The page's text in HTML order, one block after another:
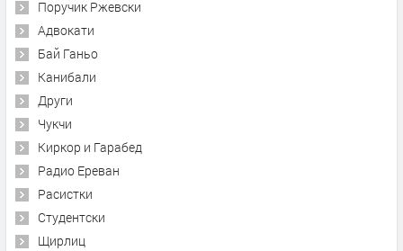
Поручик Ржевски
Адвокати
Бай Ганьо
Канибали
Други
Чукчи
Киркор и Гарабед
Радио Ереван
Расистки
Студентски
Щирлиц